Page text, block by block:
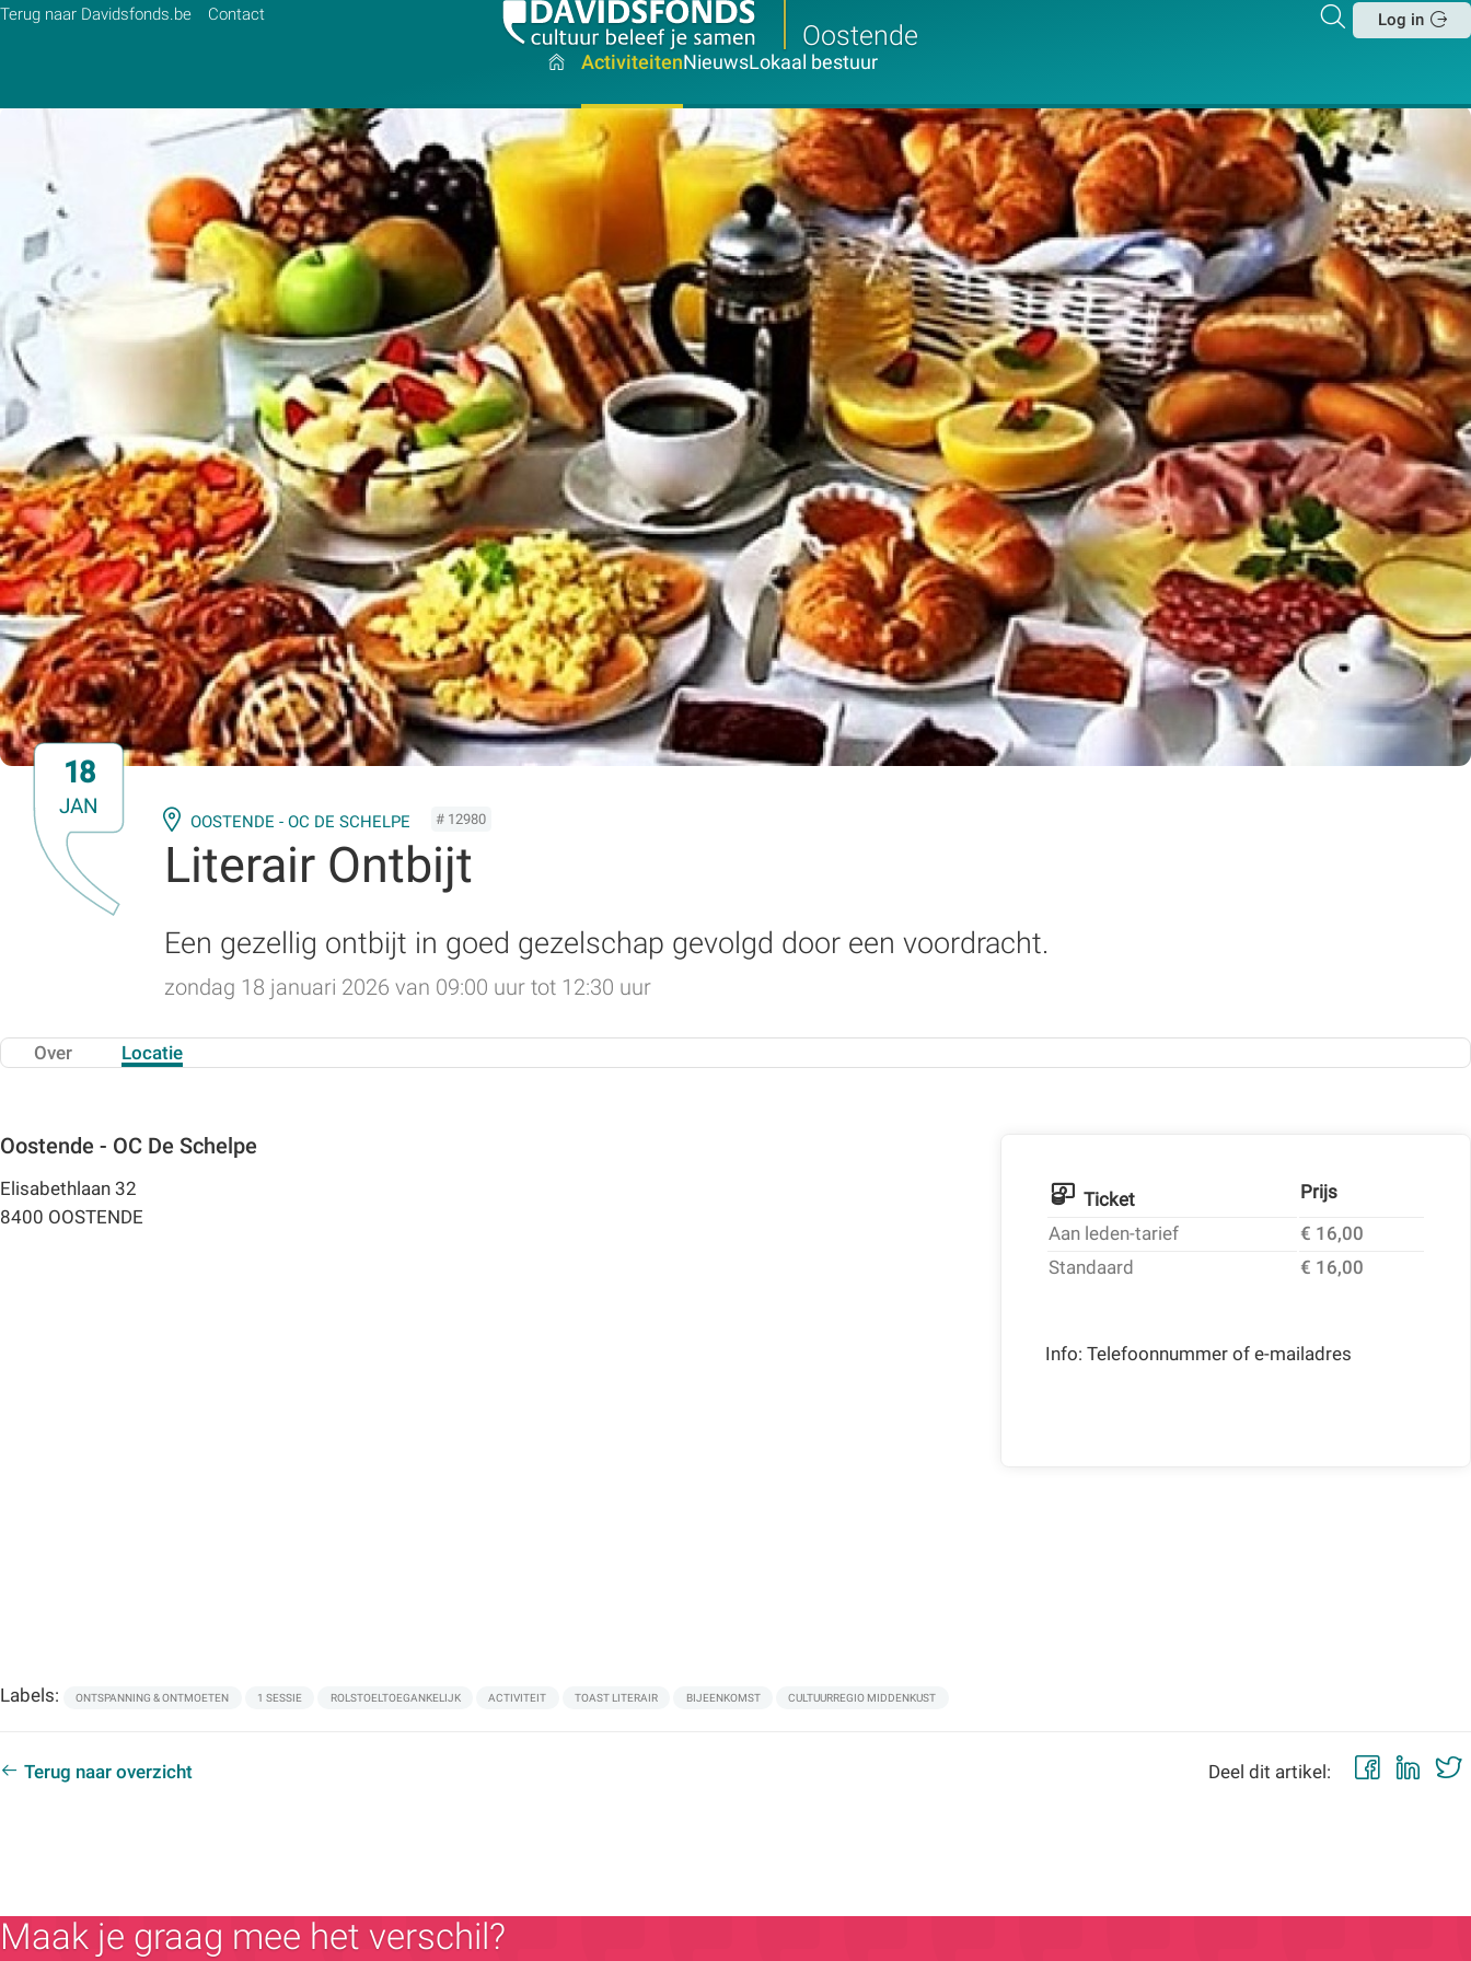
Terug naar Davidsfonds.be Contact
Oostende
Zoeken
Log in
ActiviteitenNieuwsLokaal bestuur
18
JAN
OOSTENDE - OC DE SCHELPE # 12980
Literair Ontbijt
Een gezellig ontbijt in goed gezelschap gevolgd door een voordracht.
zondag 18 januari 2026 van 09:00 uur tot 12:30 uur
Over Locatie
Oostende - OC De Schelpe
Elisabethlaan 32
8400 OOSTENDE
Ticket
Prijs
Aan leden-tarief
€ 16,00
Standaard
€ 16,00
Info: Telefoonnummer of e-mailadres
Labels: ONTSPANNING & ONTMOETEN 1 SESSIE ROLSTOELTOEGANKELIJK ACTIVITEIT TOAST LITERAIR BIJEENKOMST CULTUURREGIO MIDDENKUST
Terug naar overzicht Deel dit artikel:
Maak je graag mee het verschil?
Zoeken